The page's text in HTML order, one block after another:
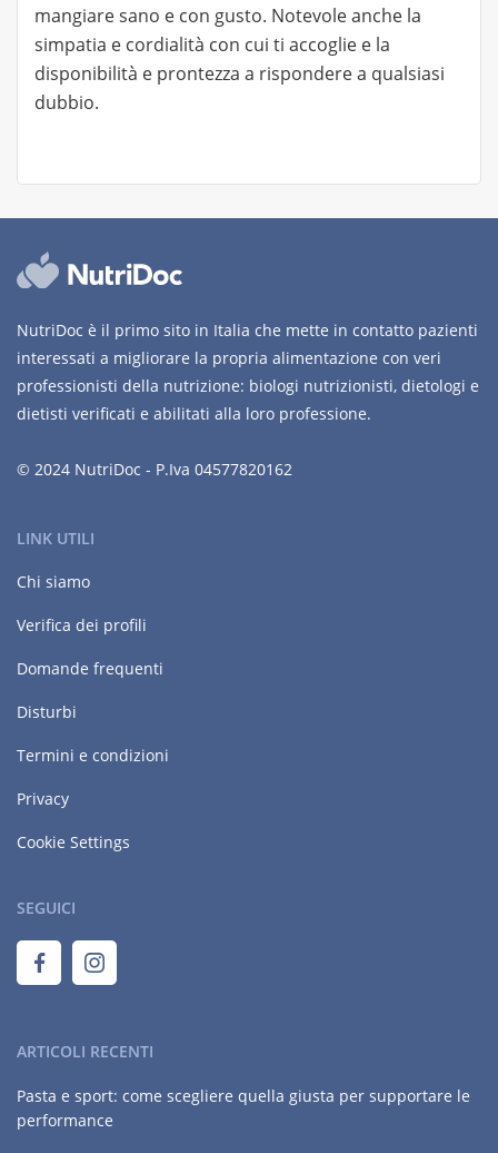
mangiare sano e con gusto. Notevole anche la
simpatia e cordialità con cui ti accoglie e la
disponibilità e prontezza a rispondere a qualsiasi
dubbio.
NutriDoc è il primo sito in Italia che mette in contatto pazienti
interessati a migliorare la propria alimentazione con veri
professionisti della nutrizione: biologi nutrizionisti, dietologi e
dietisti verificati e abilitati alla loro professione.
© 2024 NutriDoc - P.Iva 04577820162
LINK UTILI
Chi siamo
Verifica dei profili
Domande frequenti
Disturbi
Termini e condizioni
Privacy
Cookie Settings
SEGUICI
ARTICOLI RECENTI
Pasta e sport: come scegliere quella giusta per supportare le
performance